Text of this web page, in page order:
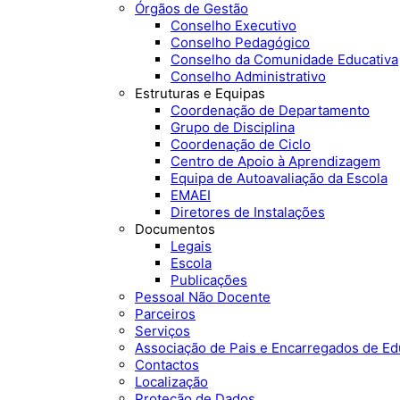
Órgãos de Gestão
Conselho Executivo
Conselho Pedagógico
Conselho da Comunidade Educativa
Conselho Administrativo
Estruturas e Equipas
Coordenação de Departamento
Grupo de Disciplina
Coordenação de Ciclo
Centro de Apoio à Aprendizagem
Equipa de Autoavaliação da Escola
EMAEI
Diretores de Instalações
Documentos
Legais
Escola
Publicações
Pessoal Não Docente
Parceiros
Serviços
Associação de Pais e Encarregados de
Contactos
Localização